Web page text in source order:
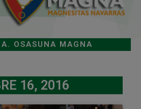
OSASUNA MAGNA
16, 2016